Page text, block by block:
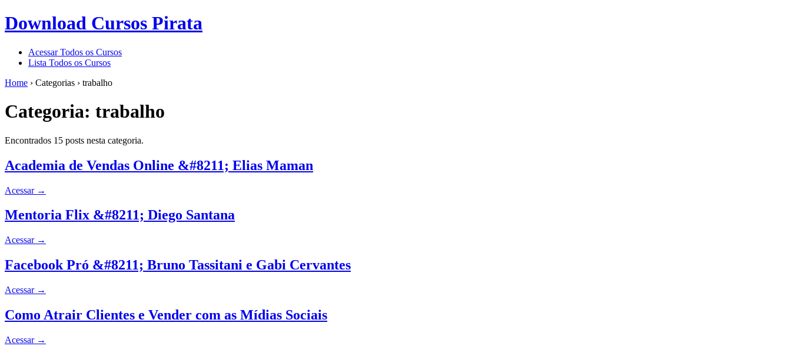
Download Cursos Pirata
Acessar Todos os Cursos
Lista Todos os Cursos
Home › Categorias › trabalho
Categoria: trabalho
Encontrados 15 posts nesta categoria.
Academia de Vendas Online &#8211; Elias Maman
Acessar →
Mentoria Flix &#8211; Diego Santana
Acessar →
Facebook Pró &#8211; Bruno Tassitani e Gabi Cervantes
Acessar →
Como Atrair Clientes e Vender com as Mídias Sociais
Acessar →